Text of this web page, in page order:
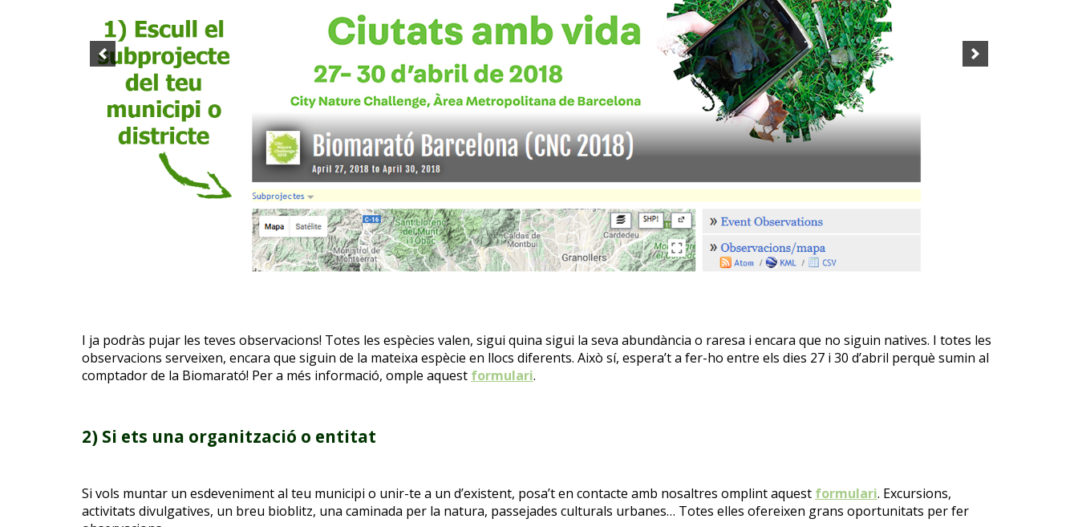
I ja podràs pujar les teves observacions! Totes les espècies valen, sigui quina sigui la seva abundància o raresa i encara que no siguin natives. I totes les
observacions serveixen, encara que siguin de la mateixa espècie en llocs diferents. Això sí, espera’t a fer-ho entre els dies 27 i 30 d’abril perquè sumin al
comptador de la Biomarató! Per a més informació, omple aquest formulari.
2) Si ets una organització o entitat
Si vols muntar un esdeveniment al teu municipi o unir-te a un d’existent, posa’t en contacte amb nosaltres omplint aquest formulari. Excursions,
activitats divulgatives, un breu bioblitz, una caminada per la natura, passejades culturals urbanes… Totes elles ofereixen grans oportunitats per fer